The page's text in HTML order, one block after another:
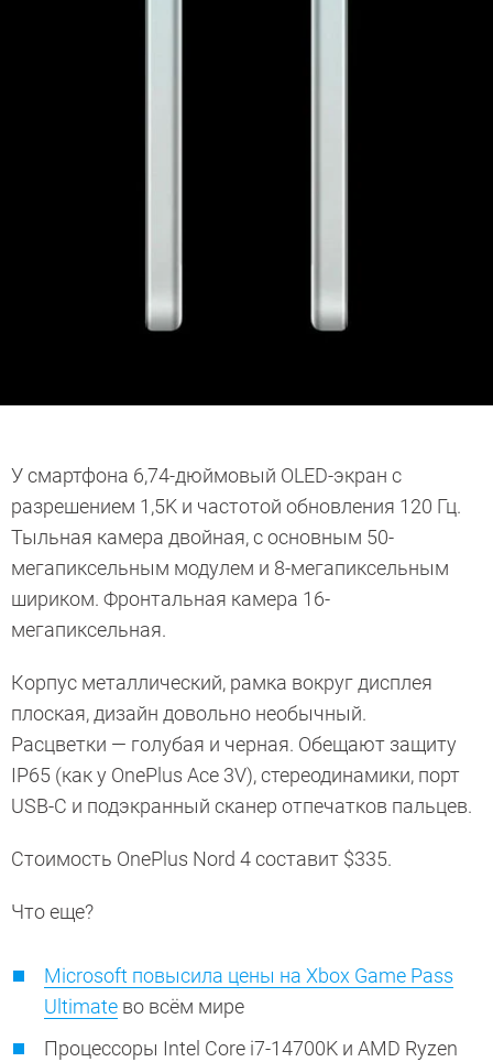
У смартфона 6,74-дюймовый OLED-экран с
разрешением 1,5K и частотой обновления 120 Гц.
Тыльная камера двойная, с основным 50-
мегапиксельным модулем и 8-мегапиксельным
шириком. Фронтальная камера 16-
мегапиксельная.
Корпус металлический, рамка вокруг дисплея
плоская, дизайн довольно необычный.
Расцветки — голубая и черная. Обещают защиту
IP65 (как у OnePlus Ace 3V), стереодинамики, порт
USB-C и подэкранный сканер отпечатков пальцев.
Стоимость OnePlus Nord 4 составит $335.
Что еще?
Microsoft повысила цены на Xbox Game Pass
Ultimate во всём мире
Процессоры Intel Core i7-14700K и AMD Ryzen